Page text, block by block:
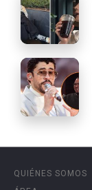
QUIÉNES SOMOS